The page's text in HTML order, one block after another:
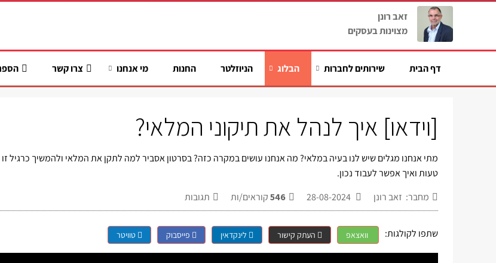
זאב רונן
מצוינות בעסקים
דף הבית שירותים לחברות הבלוג הניוזלטר החנות מי אנחנו צרו קשר
[וידאו] איך לנהל את תיקוני המלאי?
מתי אנחנו מגלים שיש לנו בעיה במלאי? מה אנחנו עושים במקרה כזה? בסרטון אסביר למה לתקן את המלאי ולהמשיך כרגיל זו
טעות ואיך אפשר לעבוד נכון.
מחבר: זאב רונן
546קוראים/ות תגובות
שתפו לקולגות: וואצאפ העתק קישור לינקדאין פייסבוק טוויטר